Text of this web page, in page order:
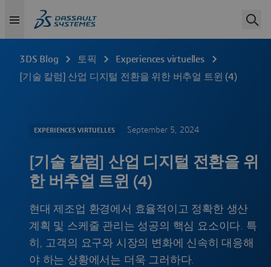
3DS Blog 토픽
Experiences virtuelles
[기술 칼럼] 산업 디지털 전환을 위한 버추얼 트윈 (4)
EXPERIENCES VIRTUELLES September 5, 2024
[기술 칼럼] 산업 디지털 전환을 위
한 버추얼 트윈 (4)
현대 제조업 환경에서 효율적이고 정확한 생산
계획 및 스케줄 관리는 성공의 핵심 요소이다. 특
히, 고객의 요구와 시장의 변화에 신속히 대응해
야 하는 상황에서는 더욱 그러하다.